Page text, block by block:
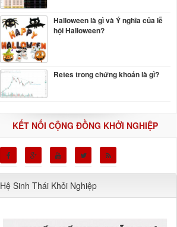
Halloween là gì và Ý nghĩa của lễ
hội Halloween?
Retes trong chứng khoán là gì?
KẾT NỐI CỘNG ĐỒNG KHỞI NGHIỆP
Hệ Sinh Thái Khỏi Nghiệp